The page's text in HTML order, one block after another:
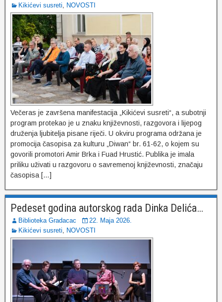
Kikićevi susreti, NOVOSTI
Večeras je završena manifestacija „Kikićevi susreti“, a subotnji
program protekao je u znaku književnosti, razgovora i lijepog
druženja ljubitelja pisane riječi. U okviru programa održana je
promocija časopisa za kulturu „Diwan“ br. 61-62, o kojem su
govorili promotori Amir Brka i Fuad Hrustić. Publika je imala
priliku uživati u razgovoru o savremenoj književnosti, značaju
časopisa […]
Pedeset godina autorskog rada Dinka Delića…
Biblioteka Gradacac
22. Maja 2026.
Kikićevi susreti, NOVOSTI